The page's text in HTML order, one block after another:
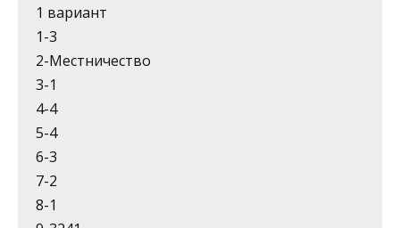
1 вариант
1-3
2-Местничество
3-1
4-4
5-4
6-3
7-2
8-1